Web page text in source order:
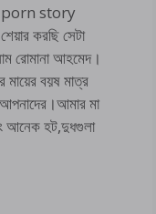
porn story
করছি সেটা
রোমানা আহমেদ।
মায়ের বয়ষ মাত্র
মা
আনেক হট,দুধগুলা